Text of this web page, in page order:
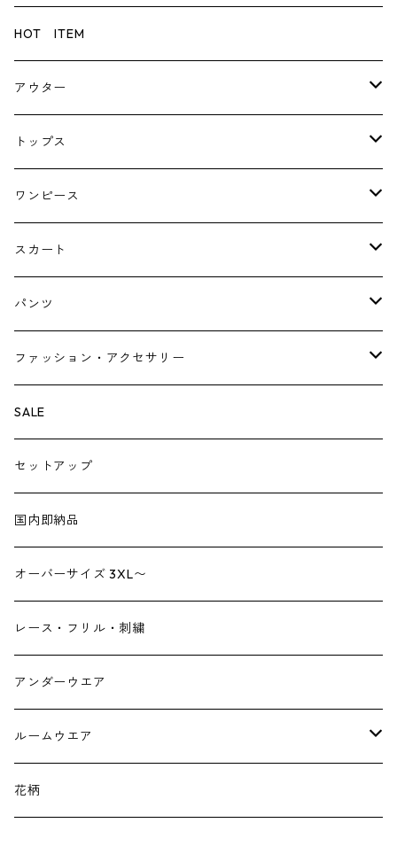
HOT ITEM
アウター
コート
ジャケット
トップス
ブラウス・シャツ
Tシャツ・スウェット・パーカー
ニット・カーディガン
ベスト・ジレ
ワンピース
キャミソールワンピース
ジャンパースカート
スカート
ペチスカート
パンツ
レギンス
ペチパンツ
サロペット
ジャンプスーツ
デニム
ファッション・アクセサリー
バック
トートバック
ショルダーバック
シューズ
ブーツ
パンプス
帽子
ヘアーアクセサリー
ストール
つけ襟
イヤリング・ピアス
ネックレス・ブローチ
SALE
セットアップ
国内即納品
オーバーサイズ 3XL〜
レース・フリル・刺繍
アンダーウエア
ルームウエア
パジャマ
花柄